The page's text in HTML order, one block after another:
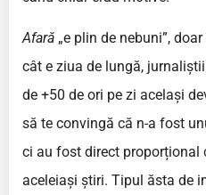
Afară „e plin de nebuni”,
cât e ziua de lungă,
de +50 de ori pe zi același
să te convingă că n-a fost
ci au fost direct proporțional
aceleiași știri. Tipul ăsta de